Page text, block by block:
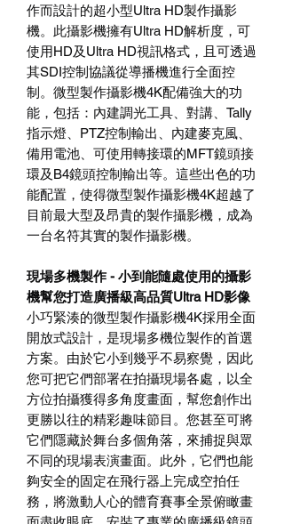
作而設計的超小型Ultra HD製作攝影
機。此攝影機擁有Ultra HD解析度，可
使用HD及Ultra HD視訊格式，且可透過
其SDI控制協議從導播機進行全面控
制。微型製作攝影機4K配備強大的功
能，包括：內建調光工具、對講、Tally
指示燈、PTZ控制輸出、內建麥克風、
備用電池、可使用轉接環的MFT鏡頭接
環及B4鏡頭控制輸出等。這些出色的功
能配置，使得微型製作攝影機4K超越了
目前最大型及昂貴的製作攝影機，成為
一台名符其實的製作攝影機。
現場多機製作 - 小到能隨處使用的攝影
機幫您打造廣播級高品質Ultra HD影像
小巧緊湊的微型製作攝影機4K採用全面
開放式設計，是現場多機位製作的首選
方案。由於它小到幾乎不易察覺，因此
您可把它們部署在拍攝現場各處，以全
方位拍攝獲得多角度畫面，幫您創作出
更勝以往的精彩趣味節目。您甚至可將
它們隱藏於舞台多個角落，來捕捉與眾
不同的現場表演畫面。此外，它們也能
夠安全的固定在飛行器上完成空拍任
務，將激動人心的體育賽事全景俯瞰畫